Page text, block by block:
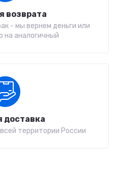
возврата
- мы вернем деньги или
на аналогичный
доставка
территории России